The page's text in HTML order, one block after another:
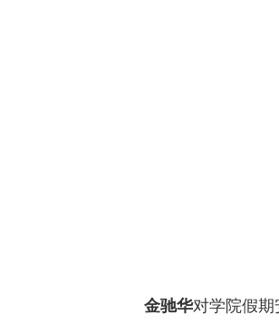
金驰华对学院假